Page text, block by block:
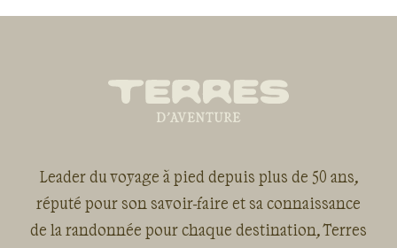
Leader du voyage à pied depuis plus de 50 ans,
réputé pour son savoir-faire et sa connaissance
de la randonnée pour chaque destination, Terres